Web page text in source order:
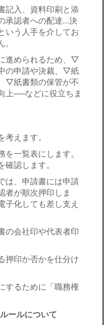
記入、資料印刷と添
承認者への配達…決
いう人手を介してお
進められるため、▽
の申請や決裁、▽紙
▽紙書類の保管が不
上──などに役立ちま
えます。
一覧表にします。
認します。
は、申請書には申請
者が順次押印しま
子化しても差し支え
の会社印や代表者印
押印か否かを仕分け
するために「職務権
ールについて